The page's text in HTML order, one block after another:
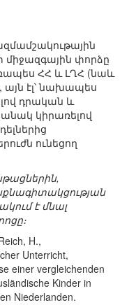
միջազգային փորձը
ՀՀ և ԼՂՀ (նաև
էլ՝ նախապես
դրական և
կիրառելով
ունեցող
է մնալ
H.,
Unterricht,
einer vergleichenden
Kinder in
Niederlanden.